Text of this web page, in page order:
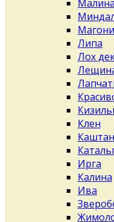
Липа
Лох
Клен
Каштан
Ирга
Калина
Ива